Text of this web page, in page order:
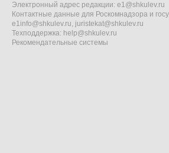
Электронный адрес редакции: e1@shkulev.ru
Контактные данные для Роскомнадзора и
e1info@shkulev.ru, juristekat@shkulev.ru
Техподдержка: help@shkulev.ru
Рекомендательные системы